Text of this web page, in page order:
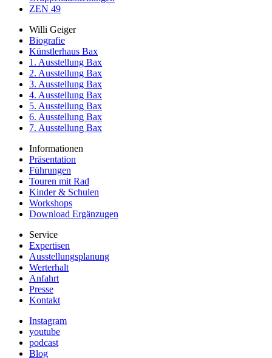
ZEN 49
Willi Geiger
Biografie
Künstlerhaus Bax
1. Ausstellung Bax
2. Ausstellung Bax
3. Ausstellung Bax
4. Ausstellung Bax
5. Ausstellung Bax
6. Ausstellung Bax
7. Ausstellung Bax
Informationen
Präsentation
Führungen
Touren mit Rad
Kinder & Schulen
Workshops
Download Ergänzugen
Service
Expertisen
Ausstellungsplanung
Werterhalt
Anfahrt
Presse
Kontakt
Instagram
youtube
podcast
Blog